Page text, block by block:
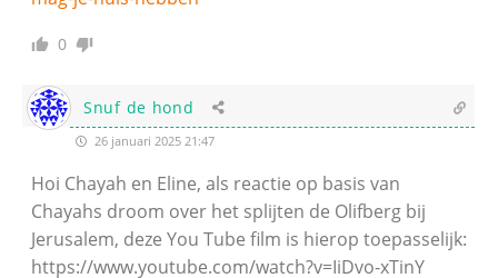
0
Snuf de hond
26 januari 2025 21:47
Hoi Chayah en Eline, als reactie op basis van
Chayahs droom over het splijten de Olifberg bij
Jerusalem, deze You Tube film is hierop toepasselijk:
https://www.youtube.com/watch?v=IiDvo-xTinY